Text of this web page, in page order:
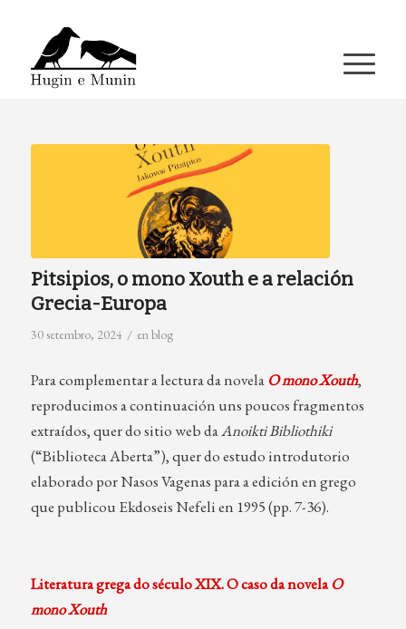
Pitsipios, o mono Xouth e a relación
Grecia-Europa
30 setembro, 2024 / enblog
Para complementar a lectura da novela O mono Xouth,
reproducimos a continuación uns poucos fragmentos
extraídos, quer do sitio web daAnoikti Bibliothiki
(“Biblioteca Aberta”), quer do estudo introdutorio
elaborado por Nasos Vagenas para a edición en grego
que publicou Ekdoseis Nefeli en 1995 (pp. 7-36).
Literatura grega do século XIX. O caso da novelaO
mono Xouth